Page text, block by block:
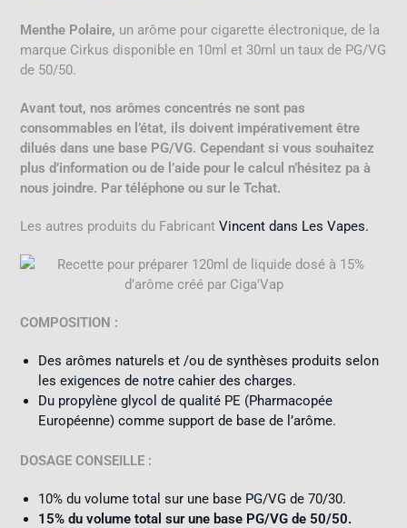
Menthe Polaire, un arôme pour cigarette électronique, de la
marque Cirkus disponible en 10ml et 30ml un taux de PG/VG
de 50/50.
Avant tout, nos arômes concentrés ne sont pas
consommables en l’état, ils doivent impérativement être
dilués dans une base PG/VG. Cependant si vous souhaitez
plus d’information ou de l’aide pour le calcul n’hésitez pa à
nous joindre. Par téléphone ou sur le Tchat.
Les autres produits du FabricantVincent dans Les Vapes.
COMPOSITION :
Des arômes naturels et /ou de synthèses produits selon
les exigences de notre cahier des charges.
Du propylène glycol de qualité PE (Pharmacopée
Européenne) comme support de base de l’arôme.
DOSAGE CONSEILLE :
10% du volume total sur une base PG/VG de 70/30.
15% du volume total sur une base PG/VG de 50/50.